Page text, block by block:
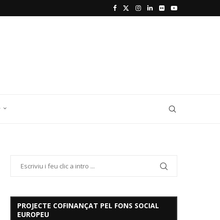
PROJECTE COFINANÇAT PEL FONS SOCIAL
EUROPEU